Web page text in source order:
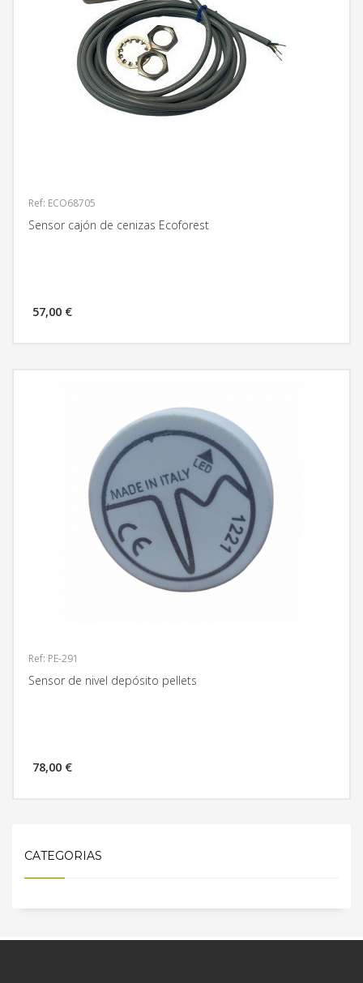
Ref: ECO68705
Sensor cajón de cenizas Ecoforest
57,00 €
Ref: PE-291
Sensor de nivel depósito pellets
78,00 €
CATEGORIAS